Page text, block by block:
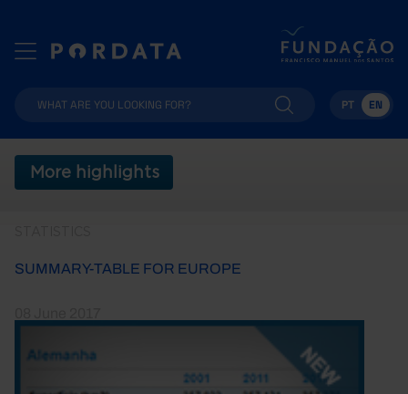
PT EN
More highlights
SUMMARY-TABLE FOR EUROPE